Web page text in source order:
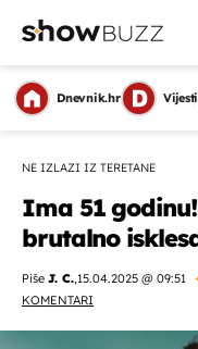
Dnevnik.hr Vijesti
NE IZLAZI IZ TERETANE
Ima 51
brutalno
Piše J. C.,15.04.2025 @ 09:51
KOMENTARI